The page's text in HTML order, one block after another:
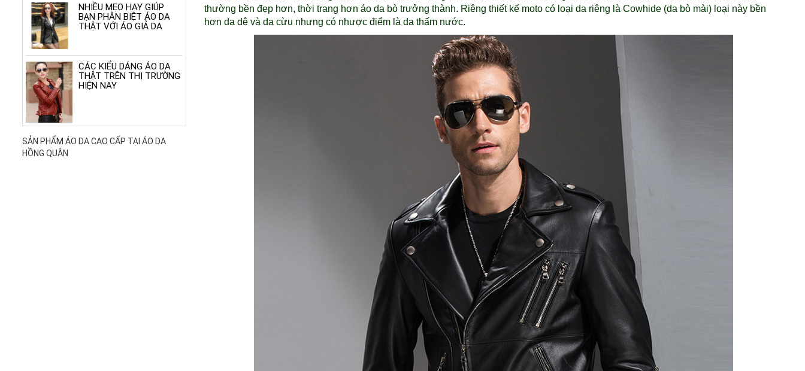
NHIỀU MẸO HAY GIÚP
BẠN PHÂN BIỆT ÁO DA
THẬT VỚI ÁO GIẢ DA
CÁC KIỂU DÁNG ÁO DA
THẬT TRÊN THỊ TRƯỜNG
HIỆN NAY
SẢN PHẨM ÁO DA CAO CẤP TẠI ÁO DA
HỒNG QUÂN
thường bền đẹp hơn, thời trang hơn áo da bò trưởng thành. Riêng thiết kế moto có loại da riêng là Cowhide (da bò mài) loại này bền
hơn da dê và da cừu nhưng có nhược điểm là da thấm nước.